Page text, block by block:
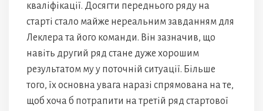
кваліфікації. Досягти переднього ряду на
старті стало майже нереальним завданням для
Леклера та його команди. Він зазначив, що
навіть другий ряд стане дуже хорошим
результатом му у поточній ситуації. Більше
того, їх основна увага наразі спрямована на те,
щоб хоча б потрапити на третій ряд стартової